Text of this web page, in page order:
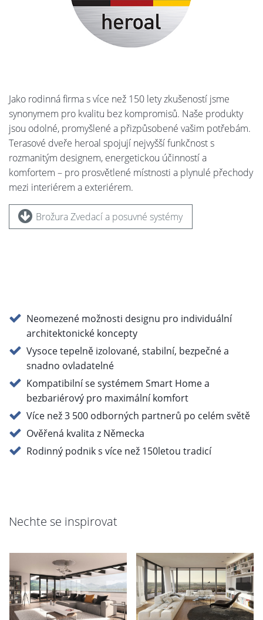
Jako rodinná firma s více než 150 lety zkušeností jsme
synonymem pro kvalitu bez kompromisů. Naše produkty
jsou odolné, promyšlené a přizpůsobené vašim potřebám.
Terasové dveře heroal spojují nejvyšší funkčnost s
rozmanitým designem, energetickou účinností a
komfortem – pro prosvětlené místnosti a plynulé přechody
mezi interiérem a exteriérem.
Brožura Zvedací a posuvné systémy
Neomezené možnosti designu pro individuální
architektonické koncepty
Vysoce tepelně izolované, stabilní, bezpečné a
snadno ovladatelné
Kompatibilní se systémem Smart Home a
bezbariérový pro maximální komfort
Více než 3 500 odborných partnerů po celém světě
Ověřená kvalita z Německa
Rodinný podnik s více než 150letou tradicí
Nechte se inspirovat